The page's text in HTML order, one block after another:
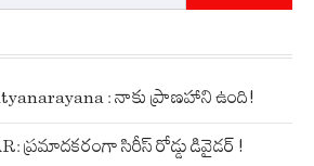
: నాకు ప్రాణహాని ఉంది!
ప్రమాదకరంగా సిరీస్ రోడ్డు డివైడర్ !